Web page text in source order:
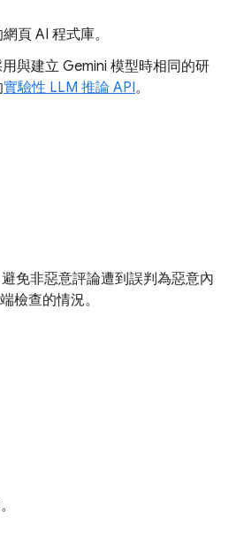
頁 AI 程式庫。
與建立 Gemini 模型時相同的研
實驗性 LLM 推論 API。
免非惡意評論遭到誤判為惡意內
檢查的情況。